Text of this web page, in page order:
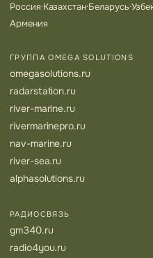
Россия·Казахстан·Беларусь·
Армения
ГРУППА OMEGA SOLUTIONS
omegasolutions.ru
radarstation.ru
river-marine.ru
rivermarinepro.ru
nav-marine.ru
river-sea.ru
alphasolutions.ru
РАДИОСВЯЗЬ
gm340.ru
radio4you.ru